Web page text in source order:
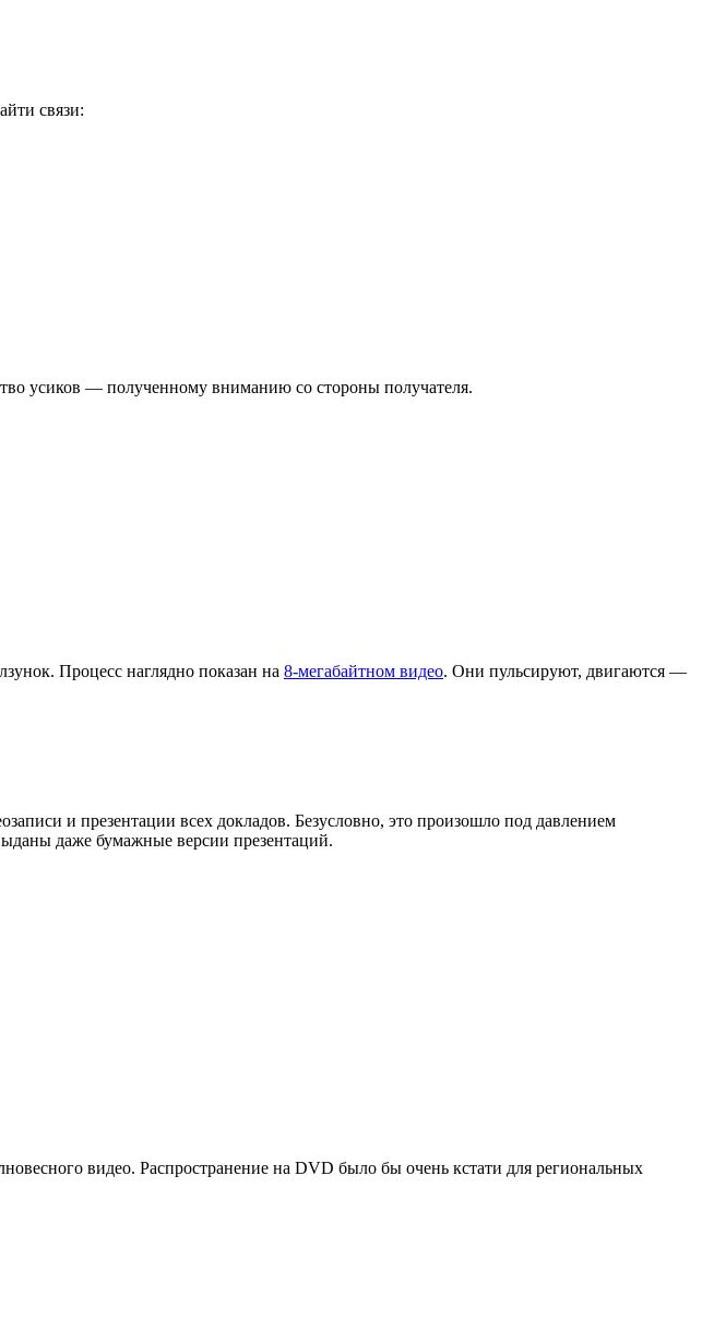
связи:
усиков — полученному вниманию со стороны получателя.
Процесс наглядно показан на 8-мегабайтном видео. Они пульсируют, двигаются —
и презентации всех докладов. Безусловно, это произошло под давлением
даже бумажные версии презентаций.
видео. Распространение на DVD было бы очень кстати для региональных